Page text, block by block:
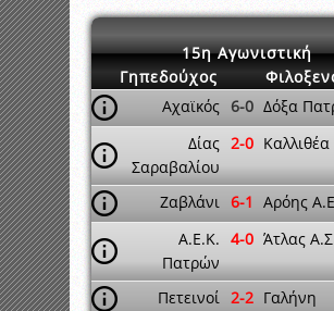
15η Αγωνιστική
Γηπεδούχος
Αχαϊκός 6-0 Δόξα
Δίας
Σαραβαλίου
2-0 Καλλιθέα
Ζαβλάνι 6-1 Αρόης
Α.Ε.Κ.
Πατρών
4-0 Άτλας
Πετεινοί 2-2 Γαλήνη